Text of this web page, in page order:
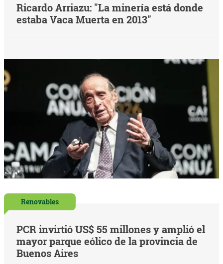
Ricardo Arriazu: "La minería está donde
estaba Vaca Muerta en 2013"
Renovables
PCR invirtió US$ 55 millones y amplió el
mayor parque eólico de la provincia de
Buenos Aires